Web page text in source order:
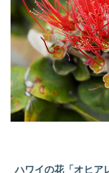
ハワイの花「オヒア